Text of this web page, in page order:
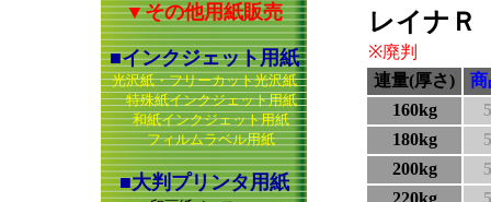
▼その他用紙販売
■インクジェット用紙
光沢紙・フリーカット光沢紙
特殊紙インクジェット用紙
和紙インクジェット用紙
フィルムラベル用紙
■大判プリンタ用紙
レイナＲ
※廃判
連量(厚さ)
商
160kg
180kg
200kg
220kg